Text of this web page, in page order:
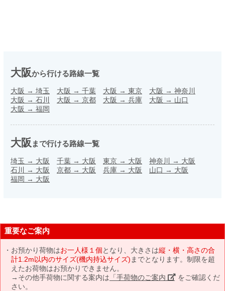
大阪から行ける路線一覧
大阪 → 埼玉 大阪 → 千葉 大阪 → 東京 大阪 → 神奈川
大阪 → 石川 大阪 → 京都 大阪 → 兵庫 大阪 → 山口
大阪 → 福岡
大阪 まで行ける路線一覧
埼玉 → 大阪 千葉 → 大阪 東京 → 大阪 神奈川 → 大阪
石川 → 大阪 京都 → 大阪 兵庫 → 大阪 山口 → 大阪
福岡 → 大阪
重要なご案内
お預かり荷物はお一人様１個となり、大きさは縦・横・高さの合
計1.2m以内のサイズ(機内持込サイズ) までとなります。制限を超
えたお荷物はお預かりできません。
→その他手荷物に関する案内は 「手荷物のご案内」 をご確認くだ
さい。